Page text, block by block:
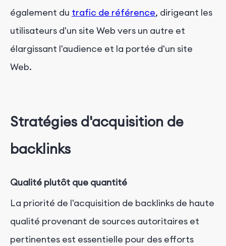
également du trafic de référence, dirigeant les
utilisateurs d'un site Web vers un autre et
élargissant l'audience et la portée d'un site
Web.
Stratégies d'acquisition de
backlinks
Qualité plutôt que quantité
La priorité de l'acquisition de backlinks de haute
qualité provenant de sources autoritaires et
pertinentes est essentielle pour des efforts